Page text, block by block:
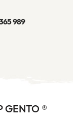
989
GENTO ®